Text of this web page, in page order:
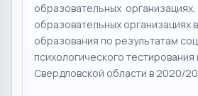
образовательных организациях,
образовательных организациях
образования по результатам
психологического
Свердловской области в 2020/